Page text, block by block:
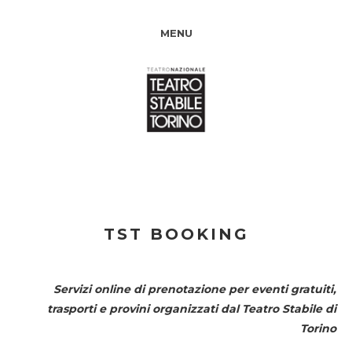
MENU
TST BOOKING
Servizi online di prenotazione per eventi gratuiti,
trasporti e provini organizzati dal Teatro Stabile di
Torino